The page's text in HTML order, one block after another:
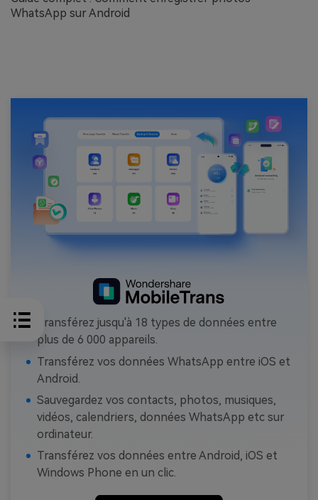
WhatsApp sur Android
Transférez jusqu'à 18 types de données entre
plus de 6 000 appareils.
Transférez vos données WhatsApp entre iOS et
Android.
Sauvegardez vos contacts, photos, musiques,
vidéos, calendriers, données WhatsApp etc sur
ordinateur.
Transférez vos données entre Android, iOS et
Windows Phone en un clic.